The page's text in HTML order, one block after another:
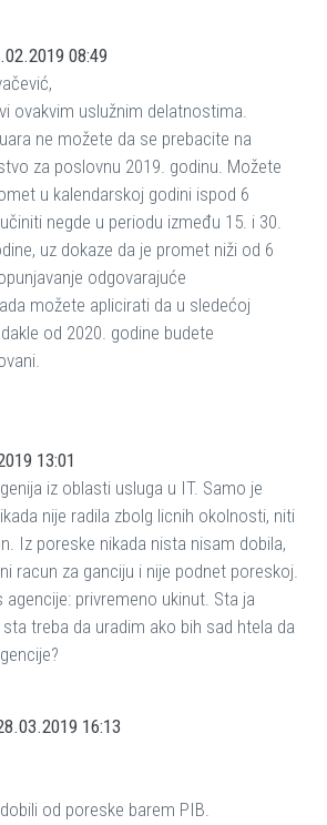
08:49
ovakvim uslužnim delatnostima.
ne možete da se prebacite na
za poslovnu 2019. godinu. Možete
u kalendarskoj godini ispod 6
negde u periodu između 15. i 30.
uz dokaze da je promet niži od 6
odgovarajuće
možete aplicirati da u sledećoj
od 2020. godine budete
13:01
iz oblasti usluga u IT. Samo je
nije radila zbolg licnih okolnosti, niti
Iz poreske nikada nista nisam dobila,
racun za ganciju i nije podnet poreskoj.
privremeno ukinut. Sta ja
treba da uradim ako bih sad htela da
16:13
od poreske barem PIB.